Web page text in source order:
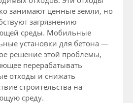
занимают ценные земли, но
загрязнению
среды. Мобильные
установки для бетона —
решение этой проблемы,
перерабатывать
отходы и снижать
строительства на
среду.